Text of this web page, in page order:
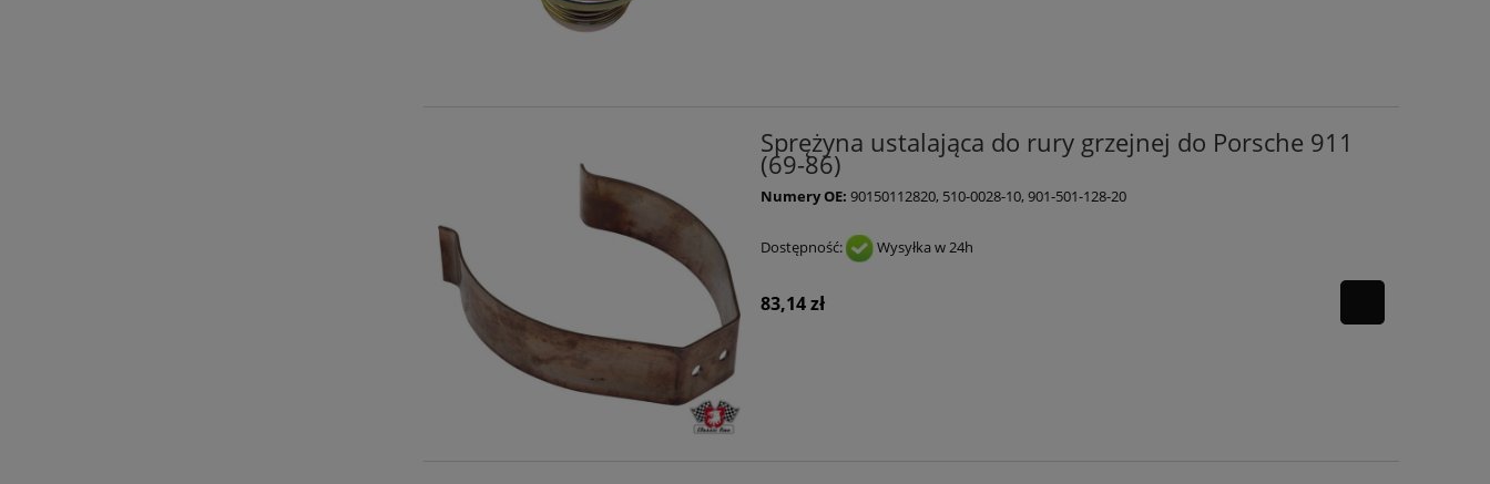
Sprężyna ustalająca do rury grzejnej do Porsche 911
(69-86)
Numery OE: 90150112820, 510-0028-10, 901-501-128-20
Dostępność: Wysyłka w 24h
83,14 zł